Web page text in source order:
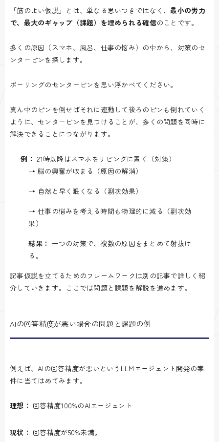
「筋のよい仮説」とは、単なる思いつきではなく、最小の労力
で、最大のギャップ（課題）を埋められる確信のことです。
多くの原因（スマホ、風呂、仕事の悩み）の中から、対策のセ
ンターピンを探します。
ボーリングのセンタービンを思い浮かべてください。
真ん中のピンを倒せばそれに連動して後ろのピンも倒れていく
ように、センターピンを見つけることが、多くの問題を同時に
解決できることにつながります。
例： 21時以降はスマホをリビングに置く（対策）
→ 脳の興奮が収まる（原因の解消）
→ 自然と早く眠くなる（副次効果）
→ 仕事の悩みを考える時間も物理的に減る（副次効
果）
結果： 一つの対策で、複数の原因をまとめて射抜け
る。
記事仮説を立てるためのフレームワークは別の記事で詳しく紹
介していきます。ここでは問題と課題を解説を進めます。
AIの回答精度が悪い場合の問題と課題の例
例えば、AIの回答精度が悪いというLLMエージェント開発の案
件に当てはめてみます。
理想： 回答精度100%のAIエージェント
現状： 回答精度が50%未満。